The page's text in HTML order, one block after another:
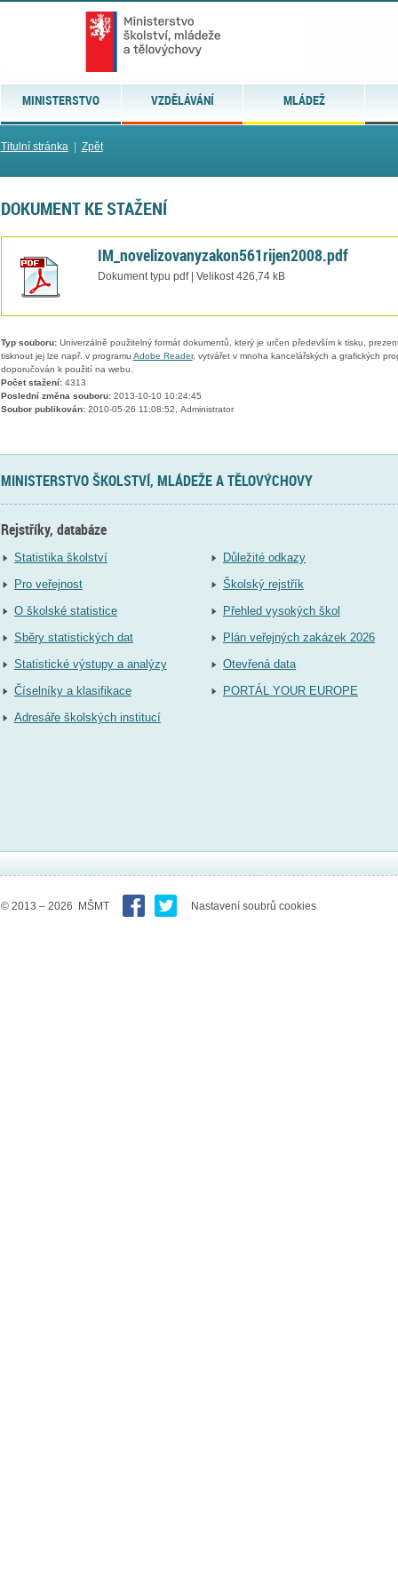
MINISTERSTVO VZDĚLÁVÁNÍ MLÁDEŽ
Titulní stránka| Zpět
DOKUMENT KE STAŽENÍ
IM_novelizovanyzakon561rijen2008.pdf
Dokument typu pdf | Velikost 426,74 kB
Typ souboru:Univerzálně použitelný formát dokumentů, který je určen především k tisku,
tisknout jej lze např. v programu Adobe Reader, vytvářet v mnoha kancelářských a grafických
doporučován k použití na webu.
Počet stažení:4313
Poslední změna souboru:2013-10-10 10:24:45
Soubor publikován:2010-05-26 11:08:52, Administrator
MINISTERSTVO ŠKOLSTVÍ, MLÁDEŽE A TĚLOVÝCHOVY
Rejstříky, databáze
Statistika školství
Pro veřejnost
O školské statistice
Sběry statistických dat
Statistické výstupy a analýzy
Číselníky a klasifikace
Adresáře školských institucí
Důležité odkazy
Školský rejstřík
Přehled vysokých škol
Plán veřejných zakázek 2026
Otevřená data
PORTÁL YOUR EUROPE
© 2013 – 2026 MŠMT Nastavení soubrů cookies